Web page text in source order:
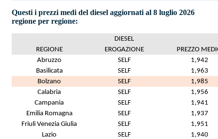
Questi i prezzi medi del diesel aggiornati al 8 luglio 2026
regione per regione:
DIESEL
REGIONE
EROGAZIONE
PREZZO
Abruzzo
SELF
1,942
Basilicata
SELF
1,963
Bolzano
SELF
1,985
Calabria
SELF
1,956
Campania
SELF
1,941
Emilia Romagna
SELF
1,937
Friuli Venezia Giulia
SELF
1,951
Lazio
SELF
1,940